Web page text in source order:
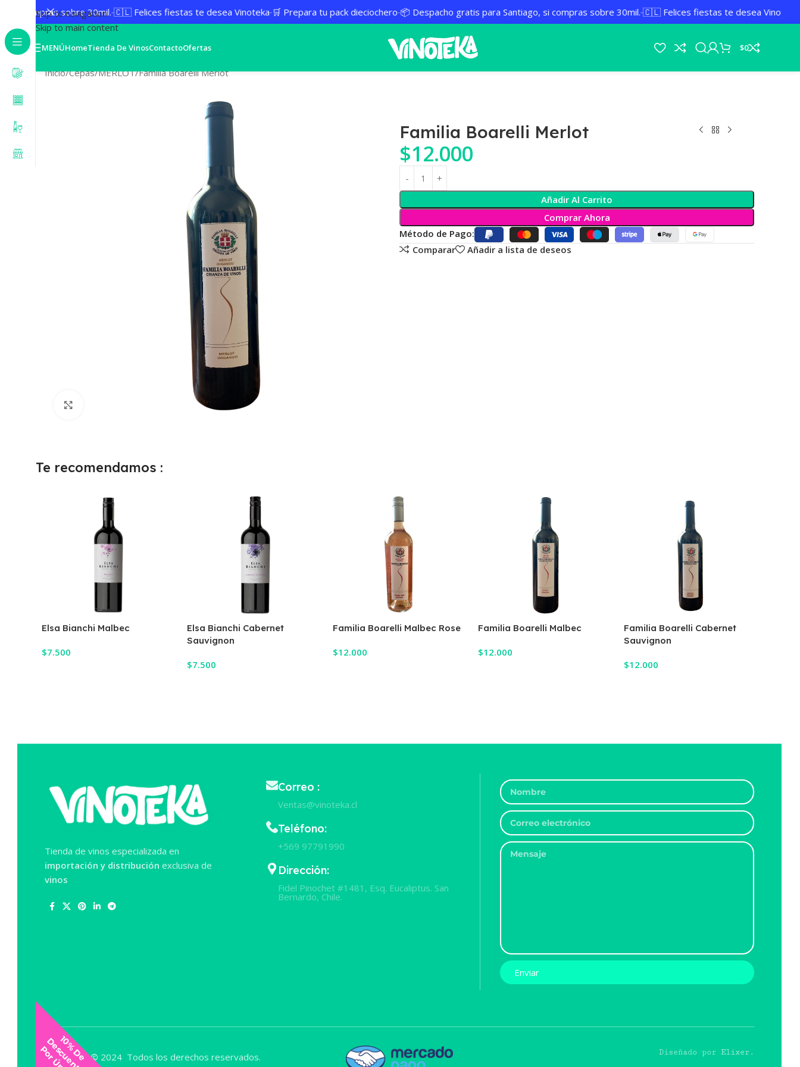
Skip to navigation
Skip to main content
si compras sobre 30mil. 🇨🇱 Felices fiestas te desea Vinoteka 🛒 Prepara tu pack dieciochero 📦 Despacho gratis para Santiago, si compras sobre 30mil. 🇨🇱 Felices fiestas te desea Vinoteka
MENÚHomeTienda De VinosContactoOfertas $0
Inicio Cepas MERLOT Familia Boarelli Merlot
Familia Boarelli Merlot
$12.000
Añadir Al Carrito
Comprar Ahora
Método de Pago:
Comparar
Añadir a lista de deseos
Te recomendamos :
Elsa Bianchi Malbec
$7.500
Elsa Bianchi Cabernet
Sauvignon
$7.500
Familia Boarelli Malbec Rose
$12.000
Familia Boarelli Malbec
$12.000
Familia Boarelli Cabernet
Sauvignon
$12.000
Tienda de vinos especializada en
importación y distribución exclusiva de
vinos
Correo :
Ventas@vinoteka.cl
Teléfono:
+569 97791990
Dirección:
Fidel Pinochet #1481, Esq. Eucaliptus. San
Bernardo, Chile.
Enviar
VINOTEKA © 2024 Todos los derechos reservados. Diseñado por Elixer.
1
0
%
D
e
D
e
c
u
e
n
t
o
o
r
Ú
n
i
r
t